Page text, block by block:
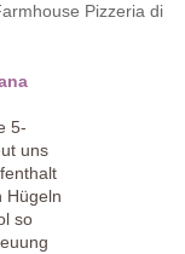
Pizzeria di
5-
uns
Hügeln
so